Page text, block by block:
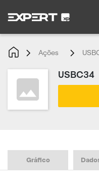
Ações
USBC34
Gráfico